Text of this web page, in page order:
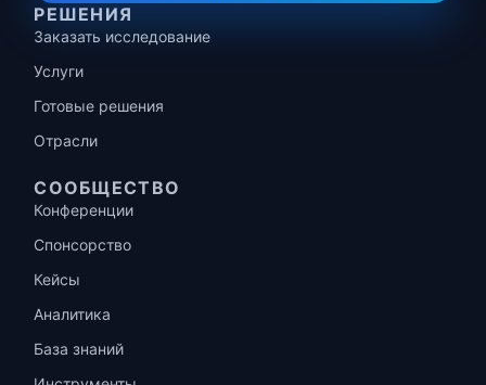
РЕШЕНИЯ
Заказать исследование
Услуги
Готовые решения
Отрасли
СООБЩЕСТВО
Конференции
Спонсорство
Кейсы
Аналитика
База знаний